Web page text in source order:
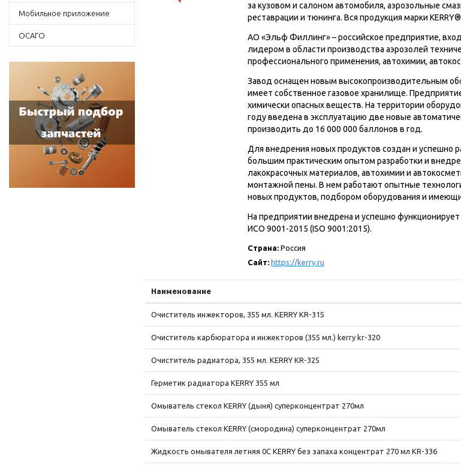
Мобильное приложение
ОСАГО
за кузовом и салоном автомобиля, аэрозольные
реставрации и тюнинга. Вся продукция марки
АО «Эльф Филлинг» – российское предприятие,
лидером в области производства аэрозолей
профессионального применения, автохимии,
Завод оснащен новым высокопроизводительным
имеет собственное газовое хранилище.
химически опасных веществ. На территории
году введена в эксплуатацию две новые
производить до 16 000 000 баллонов в год.
Для внедрения новых продуктов создан и успешно
большим практическим опытом разработки и
лакокрасочных материалов, автохимии и
монтажной пены. В нем работают опытные
новых продуктов, подбором оборудования и
На предприятии внедрена и успешно
ИСО 9001-2015 (ISO 9001:2015).
Страна:Россия
Сайт: https://kerry.ru
Наименование
Очиститель инжекторов, 355 мл. KERRY KR-315
Очиститель карбюратора и инжекторов (355 мл.) kerry kr-320
Очиститель радиатора, 355 мл. KERRY KR-325
Герметик радиатора KERRY 355 мл
Омыватель стекол KERRY (дыня) суперконцентрат 270мл
Омыватель стекол KERRY (смородина) суперконцентрат 270мл
Жидкость омывателя летняя 0C KERRY без запаха концентрат 270 мл KR-336